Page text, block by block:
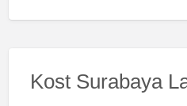
Kost Surabaya